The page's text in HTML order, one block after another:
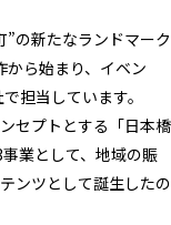
の新たなランドマーク
から始まり、イベン
担当しています。
セプトとする「日本橋
業として、地域の賑
ンツとして誕生したの